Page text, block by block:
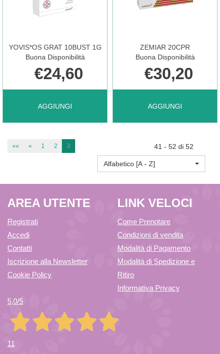
YOVIS*OS GRAT 10BUST 1G
Buona Disponibilità
€24,60
AGGIUNGI
AGGIUNGI YOVIS*OS
1G AL
CARRELLO
ZEMIAR 20CPR
Buona Disponibilità
€30,20
AGGIUNGI
AGGIUNGI ZEMIAR
CARRELLO
«« « 1 2 3 41 - 52 di 52
Alfabetico [A - Z]
AREA UTENTE
Registrati
Accedi
Contatti
Iscrizione alla Newsletter
Cookie Policy
LINK VELOCI
Come Prenotare
Condizioni di vendita
Modalità di Pagamento
Modalità di Spedizione e
Ritiro
Informativa Privacy
5,0/5
11